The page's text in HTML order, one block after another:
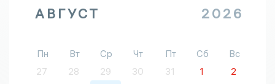
АВГУСТ 2026
Пн Вт Ср Чт Пт Сб
Вс
27
28 29 30 31 1
2